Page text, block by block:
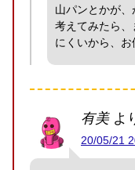
山パンとかが、
考えてみたら
にくいから、お
有美 よ
20/05/21